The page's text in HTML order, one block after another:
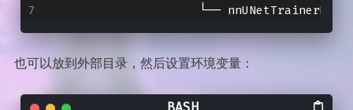
└──
也可以放到外部目录，然后设置环境变量：